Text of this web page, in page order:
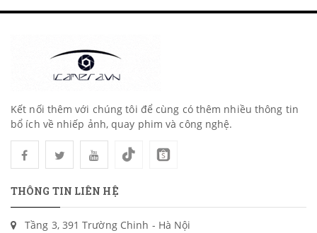
Kết nối thêm với chúng tôi để cùng có thêm nhiều thông tin
bổ ích về nhiếp ảnh, quay phim và công nghệ.
THÔNG TIN LIÊN HỆ
Tầng 3, 391 Trường Chinh - Hà Nội